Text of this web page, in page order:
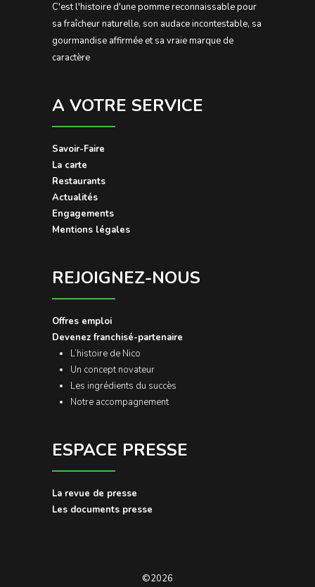
C'est l'histoire d'une pomme reconnaissable pour
sa fraîcheur naturelle, son audace incontestable, sa
gourmandise affirmée et sa vraie marque de
caractère
A VOTRE SERVICE
Savoir-Faire
La carte
Restaurants
Actualités
Engagements
Mentions légales
REJOIGNEZ-NOUS
Offres emploi
Devenez franchisé-partenaire
L’histoire de Nico
Un concept novateur
Les ingrédients du succès
Notre accompagnement
ESPACE PRESSE
La revue de presse
Les documents presse
©2026